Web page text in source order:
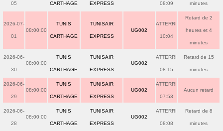
05 CARTHAGE EXPRESS 08:09 minutes
2026-07-
01
08:00:00
TUNIS
CARTHAGE
TUNISAIR
EXPRESS
UG002
ATTERRI
10:04
Retard de 2
heures et 4
minutes
2026-06-
30
08:00:00
TUNIS
CARTHAGE
TUNISAIR
EXPRESS
UG002
ATTERRI
08:15
Retard de 15
minutes
2026-06-
29
08:00:00
TUNIS
CARTHAGE
TUNISAIR
EXPRESS
UG002
ATTERRI
07:53
Aucun retard
2026-06-
28
08:00:00
TUNIS
CARTHAGE
TUNISAIR
EXPRESS
UG002
ATTERRI
08:08
Retard de 8
minutes